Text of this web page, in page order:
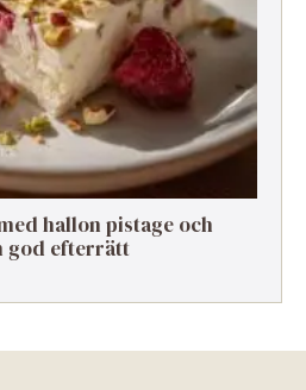
hallon pistage och
god efterrätt